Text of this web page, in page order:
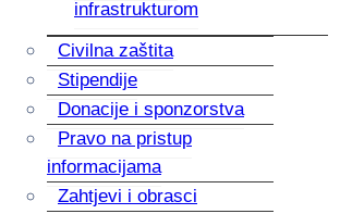
infrastrukturom
Civilna zaštita
Stipendije
Donacije i sponzorstva
Pravo na pristup
informacijama
Zahtjevi i obrasci